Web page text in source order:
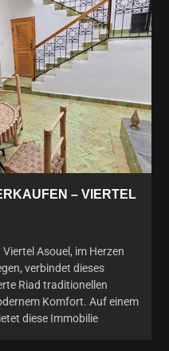
– VIERTEL
Asouel, im Herzen
verbindet dieses
Riad traditionellen
Komfort. Auf einem
diese Immobilie